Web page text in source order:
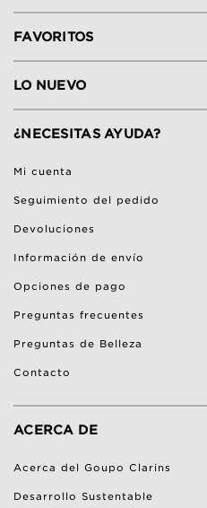
FAVORITOS
LO NUEVO
¿NECESITAS AYUDA?
Mi cuenta
Seguimiento del pedido
Devoluciones
Información de envío
Opciones de pago
Preguntas frecuentes
Preguntas de Belleza
Contacto
ACERCA DE
Acerca del Goupo Clarins
Desarrollo Sustentable